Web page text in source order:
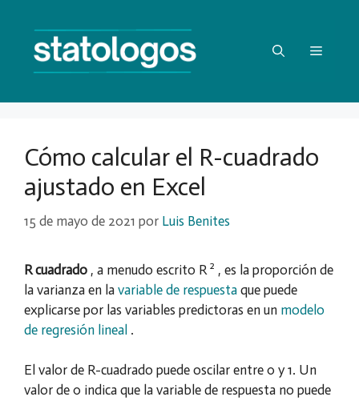
contenido
Menú
Cómo calcular el R-cuadrado
ajustado en Excel
15 de mayo de 2021 por Luis Benites
R cuadrado , a menudo escrito R 2 , es la proporción de
la varianza en la variable de respuesta que puede
explicarse por las variables predictoras en un modelo
de regresión lineal .
El valor de R-cuadrado puede oscilar entre 0 y 1. Un
valor de 0 indica que la variable de respuesta no puede